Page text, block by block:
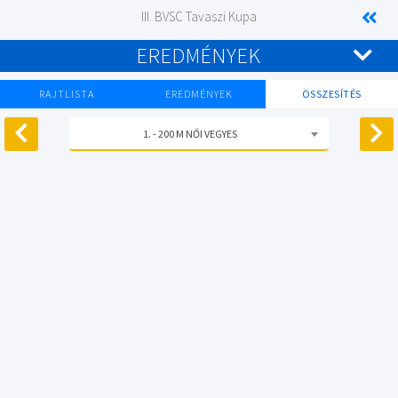
III. BVSC Tavaszi Kupa
EREDMÉNYEK
RAJTLISTA EREDMÉNYEK ÖSSZESÍTÉS
1. - 200 M NŐI VEGYES